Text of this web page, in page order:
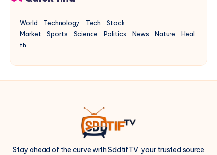
World Technology Tech
Stock
Market
Sports Science Politics News Nature
Heal
th
Stay ahead of the curve with SddtifTV, your trusted source